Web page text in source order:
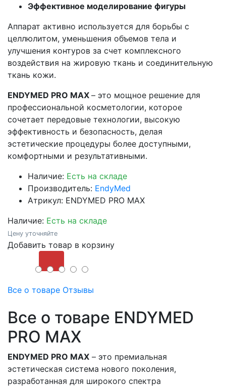
Эффективное моделирование фигуры
Аппарат активно используется для борьбы с
целлюлитом, уменьшения объемов тела и
улучшения контуров за счет комплексного
воздействия на жировую ткань и соединительную
ткань кожи.
ENDYMED PRO MAX – это мощное решение для
профессиональной косметологии, которое
сочетает передовые технологии, высокую
эффективность и безопасность, делая
эстетические процедуры более доступными,
комфортными и результативными.
Наличие: Есть на складе
Производитель: EndyMed
Атрикул: ENDYMED PRO MAX
Наличие: Есть на складе
Цену уточняйте
Добавить товар в корзину
Все о товаре Отзывы
Все о товаре ENDYMED
PRO MAX
ENDYMED PRO MAX – это премиальная
эстетическая система нового поколения,
разработанная для широкого спектра